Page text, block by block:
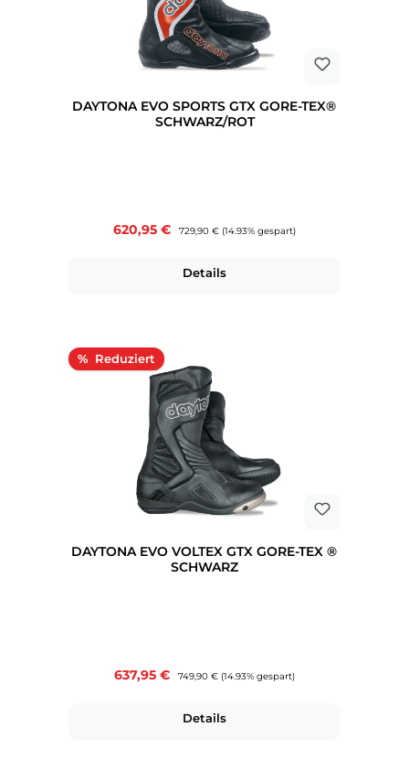
DAYTONA EVO SPORTS GTX GORE-TEX®
SCHWARZ/ROT
Verkaufspreis:
620,95 € Regulärer Preis:
729,90 € (14.93% gespart)
Details
% Rabatt
DAYTONA EVO VOLTEX GTX GORE-TEX ®
SCHWARZ
Verkaufspreis:
637,95 € Regulärer Preis:
749,90 € (14.93% gespart)
Details